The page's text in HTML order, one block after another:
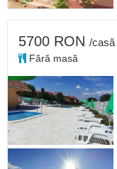
5700 RON /casă
Fără masă